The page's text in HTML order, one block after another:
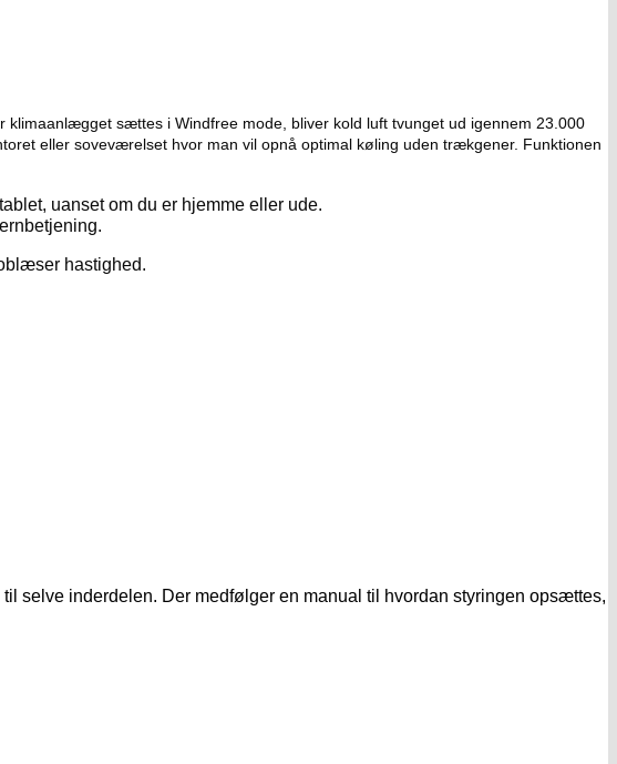
sættes i Windfree mode, bliver kold luft tvunget ud igennem 23.000
eller soveværelset hvor man vil opnå optimal køling uden trækgener. Funktionen
uanset om du er hjemme eller ude.
hastighed.
selve inderdelen. Der medfølger en manual til hvordan styringen opsættes,